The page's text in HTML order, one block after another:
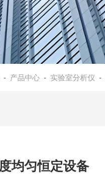
- 产品中心- 实验室分析仪 -
均匀恒定设备